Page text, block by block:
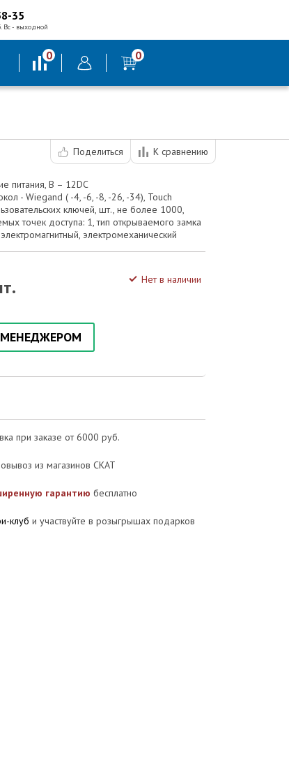
35
Вс - выходной
0 0
Поделиться К сравнению
питания, В – 12DC
- Wiegand ( -4, -6, -8, -26, -34), Touch
ключей, шт., не более 1000,
точек доступа: 1, тип открываемого замка
электромеханический
МЕНЕДЖЕРОМ
Нет в наличии
при заказе от 6000 руб.
из магазинов СКАТ
гарантию бесплатно
клуб и участвуйте в розыгрышах подарков